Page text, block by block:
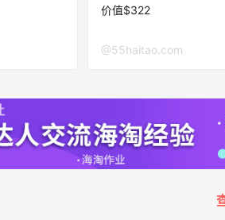
价值$322
@55haitao.com
享额外9折
Bloomingdales